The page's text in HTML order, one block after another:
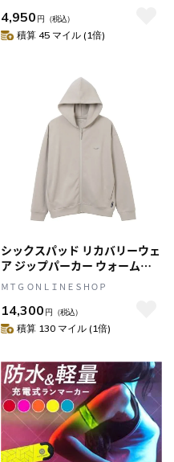
4,950 円 （税込）
積算 45 マイル (1倍)
シックスパッド リカバリーウェ
ア ジップパーカー ウォームグ
レー S 疲労回復 血行促進
ＭＴＧ ＯＮＬＩＮＥＳＨＯＰ
14,300 円 （税込）
積算 130 マイル (1倍)